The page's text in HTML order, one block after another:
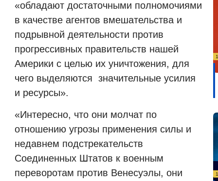
«обладают достаточными полномочиями
в качестве агентов вмешательства и
подрывной деятельности против
прогрессивных правительств нашей
Америки с целью их уничтожения, для
чего выделяются значительные усилия
и ресурсы».
«Интересно, что они молчат по
отношению угрозы применения силы и
недавнем подстрекательств
Соединенных Штатов к военным
переворотам против Венесуэлы, они